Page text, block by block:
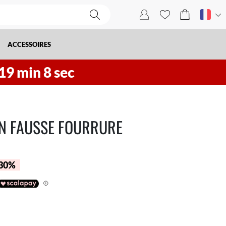
min7sec
ACCESSOIRES
FAUSSE FOURRURE